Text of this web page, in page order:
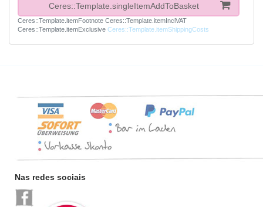
Ceres::Template.singleItemAddToBasket
Ceres::Template.itemFootnote Ceres::Template.itemInclVAT
Ceres::Template.itemExclusive Ceres::Template.itemShippingCosts
Nas redes sociais